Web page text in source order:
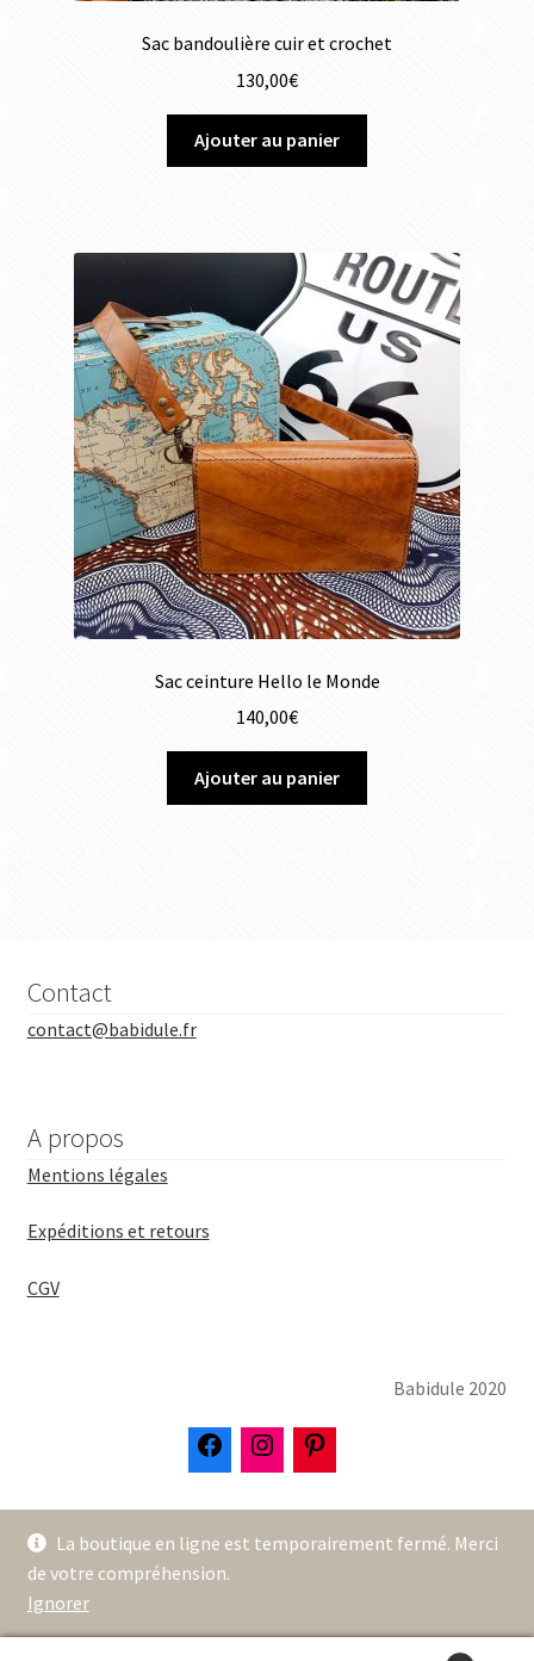
Sac bandoulière cuir et crochet
130,00€
Ajouter au panier
Sac ceinture Hello le Monde
140,00€
Ajouter au panier
Contact
contact@babidule.fr
A propos
Mentions légales
Expéditions et retours
CGV
Babidule 2020
La boutique en ligne est temporairement fermé. Merci
de votre compréhension.
Ignorer